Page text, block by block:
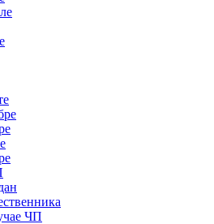
ЧП